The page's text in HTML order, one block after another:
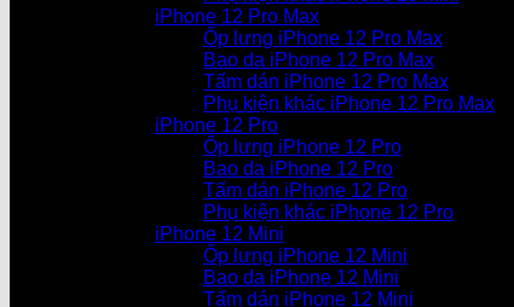
iPhone 12 Pro Max
Ốp lưng iPhone 12 Pro Max
Bao da iPhone 12 Pro Max
Tấm dán iPhone 12 Pro Max
Phụ kiện khác iPhone 12 Pro Max
iPhone 12 Pro
Ốp lưng iPhone 12 Pro
Bao da iPhone 12 Pro
Tấm dán iPhone 12 Pro
Phụ kiện khác iPhone 12 Pro
iPhone 12 Mini
Ốp lưng iPhone 12 Mini
Bao da iPhone 12 Mini
Tấm dán iPhone 12 Mini